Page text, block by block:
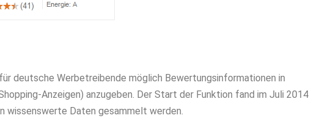
deutsche Werbetreibende möglich Bewertungsinformationen in
Anzeigen) anzugeben. Der Start der Funktion fand im Juli 2014
wissenswerte Daten gesammelt werden.